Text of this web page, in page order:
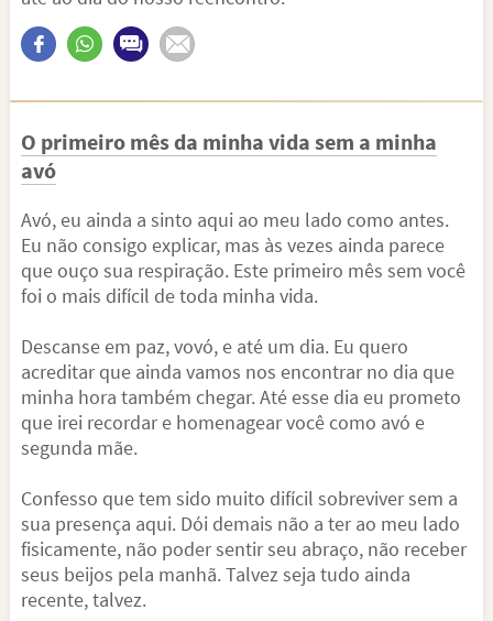
O primeiro mês da minha vida sem a minha
avó
Avó, eu ainda a sinto aqui ao meu lado como antes.
Eu não consigo explicar, mas às vezes ainda parece
que ouço sua respiração. Este primeiro mês sem você
foi o mais difícil de toda minha vida.
Descanse em paz, vovó, e até um dia. Eu quero
acreditar que ainda vamos nos encontrar no dia que
minha hora também chegar. Até esse dia eu prometo
que irei recordar e homenagear você como avó e
segunda mãe.
Confesso que tem sido muito difícil sobreviver sem a
sua presença aqui. Dói demais não a ter ao meu lado
fisicamente, não poder sentir seu abraço, não receber
seus beijos pela manhã. Talvez seja tudo ainda
recente, talvez.